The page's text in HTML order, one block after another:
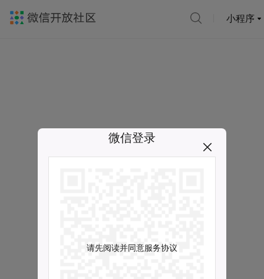
小程序
微信登录
请先阅读并同意服务协议